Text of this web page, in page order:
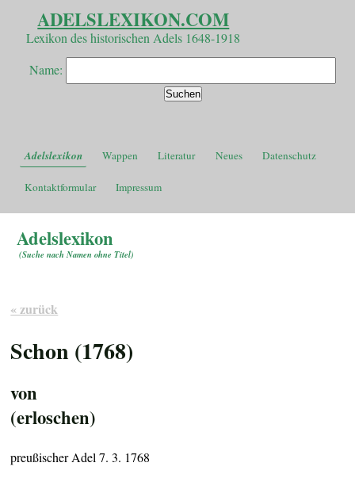
ADELSLEXIKON.COM
Lexikon des historischen Adels 1648-1918
Name:
Adelslexikon Wappen Literatur Neues Datenschutz
Kontaktformular Impressum
Adelslexikon
(Suche nach Namen ohne Titel)
« zurück
Schon (1768)
von
(erloschen)
preußischer Adel 7. 3. 1768